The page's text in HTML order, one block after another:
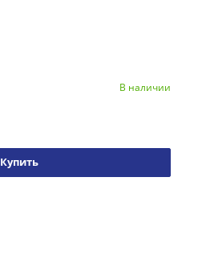
В наличии
Купить